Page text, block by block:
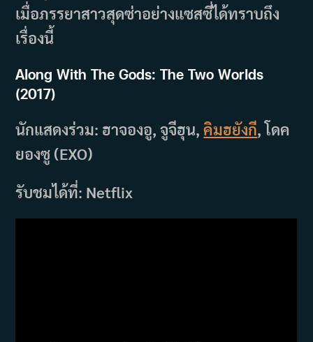
เมื่อภรรยาสาวสุดซ่าอย่างแซสซี่ได้ทราบถึง
เรื่องนี้
Along With The Gods: The Two Worlds
(2017)
นักแสดงร่วม: ฮาจองอู, จูจีฮุน,คิมฮยังกี, โดค
ยองซู (EXO)
รับชมได้ที่: Netflix